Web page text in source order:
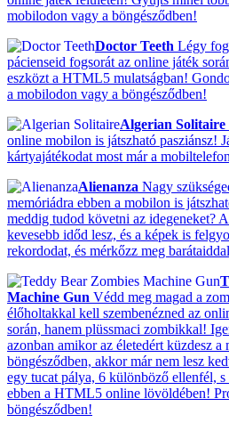
mobilodon vagy a böngésződben!
Doctor Teeth Légy
pácienseid fogsorát az online játék
eszközt a HTML5 mulatságban!
a mobilodon vagy a böngésződben!
Algerian Solitaire
online mobilon is játszható pasziánsz!
kártyajátékodat most már a
Alienanza Nagy
memóriádra ebben a mobilon is
meddig tudod követni az idegeneket?
kevesebb időd lesz, és a képek is
rekordodat, és mérkőzz meg
Machine Gun Védd meg magad a
élőholtakkal kell szembenézned az
során, hanem plüssmaci zombikkal!
azonban amikor az életedért küzdesz
böngésződben, akkor már nem lesz
egy tucat pálya, 6 különböző ellenfél,
ebben a HTML5 online lövöldében!
böngésződben!